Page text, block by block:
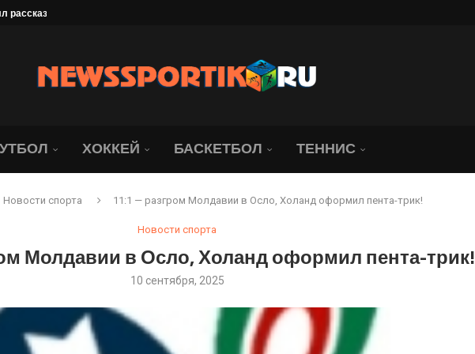
что его...
ХОККЕЙ БАСКЕТБОЛ ТЕННИС
Новости спорта 11:1 — разгром Молдавии в Осло, Холанд оформил пента-трик!
Новости спорта
Молдавии в Осло, Холанд оформил пента-трик!
10 сентября, 2025